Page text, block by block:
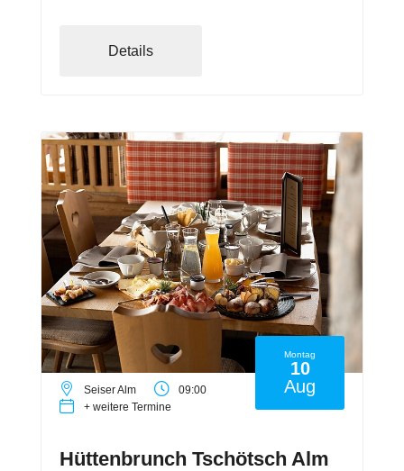
Details
Montag
10
Aug
Seiser Alm
09:00
+ weitere Termine
Hüttenbrunch Tschötsch Alm